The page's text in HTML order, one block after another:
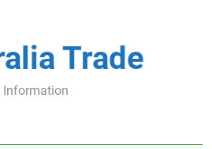
Trade
Information